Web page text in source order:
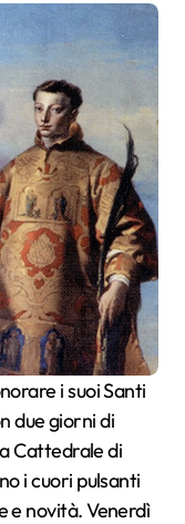
due giorni di
Cattedrale di
i cuori pulsanti
e novità. Venerdì